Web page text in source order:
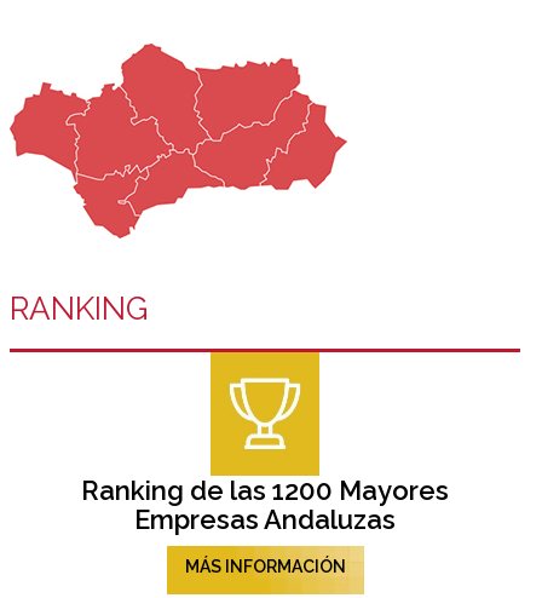
RANKING
Ranking de las 1200 Mayores
Empresas Andaluzas
MÁS INFORMACIÓN